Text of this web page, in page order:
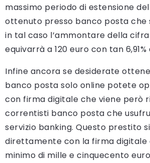
massimo periodo di estensione
ottenuto presso banco posta che
in tal caso l’ammontare della
equivarrà a 120 euro con tan 6,91%
Infine ancora se desiderate
banco posta solo online potete
con firma digitale che viene però
correntisti banco posta che
servizio banking. Questo prestito
direttamente con la firma digitale
minimo di mille e cinquecento